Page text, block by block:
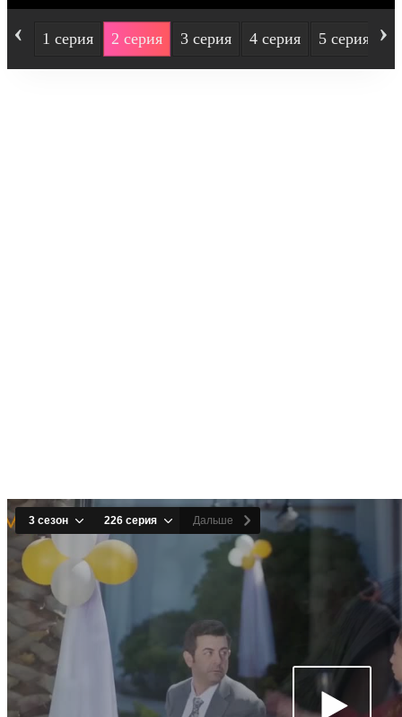
‹ 1 серия 2 серия 3 серия 4 серия 5 серия ›